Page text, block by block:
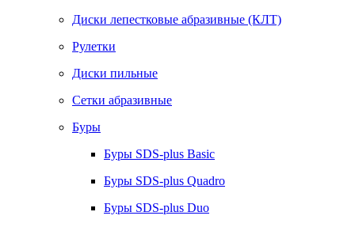
Диски лепестковые абразивные (КЛТ)
Рулетки
Диски пильные
Сетки абразивные
Буры
Буры SDS-plus Basic
Буры SDS-plus Quadro
Буры SDS-plus Duo